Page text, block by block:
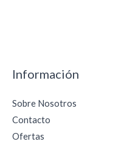
Información
Sobre Nosotros
Contacto
Ofertas